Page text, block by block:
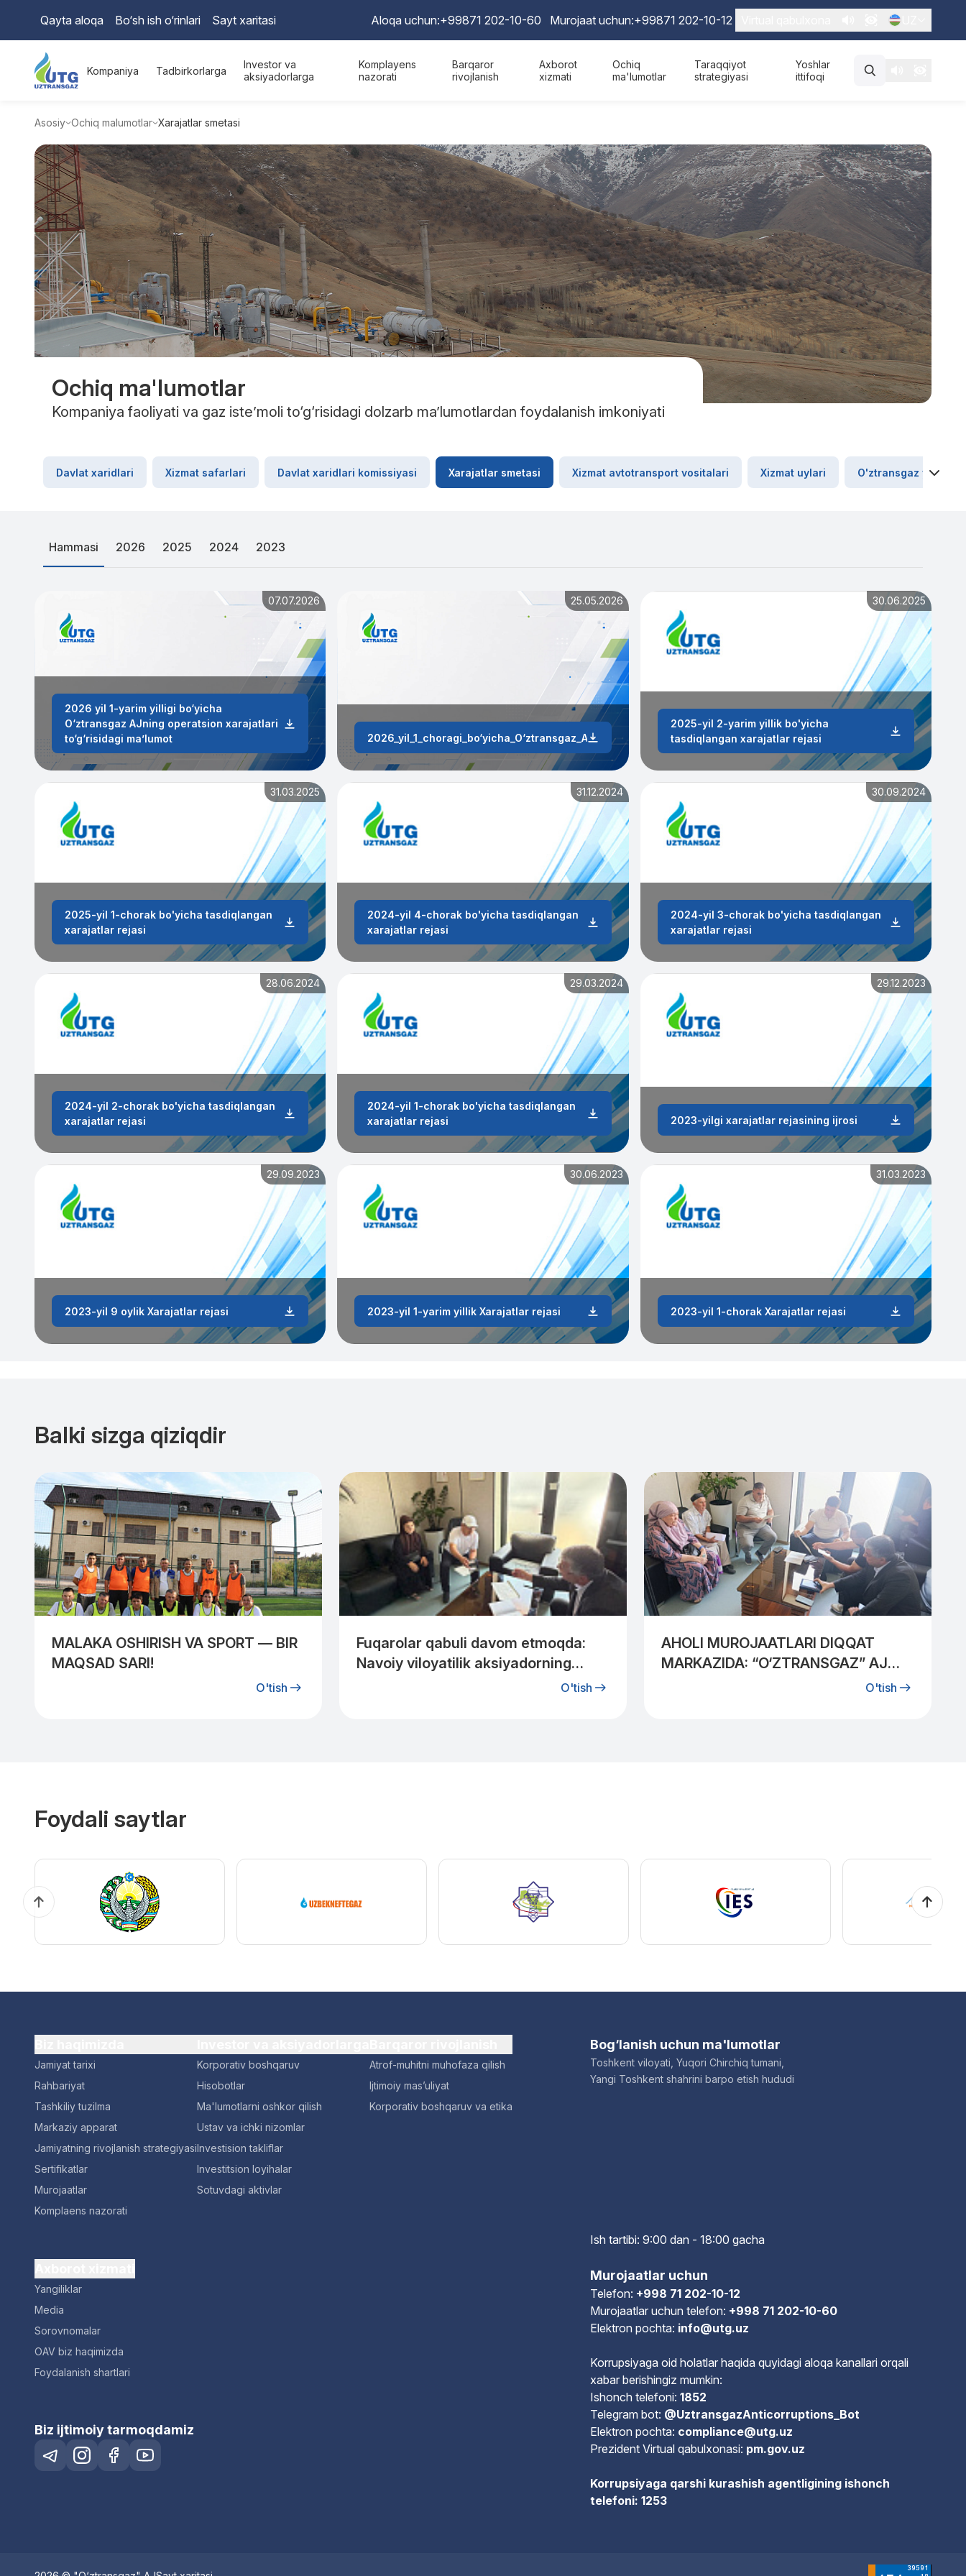
Qayta aloqa Bo‘sh ish o‘rinlari Sayt xaritasi Aloqa uchun:+99871 202-10-60 Murojaat uchun:+99871 202-10-12
Kompaniya Tadbirkorlarga
Investor va
aksiyadorlarga
Komplayens
nazorati
Barqaror
rivojlanish
Axborot
xizmati
Ochiq
ma'lumotlar
Taraqqiyot
strategiyasi
Yoshlar
ittifoqi
Asosiy Ochiq malumotlar Xarajatlar smetasi
Ochiq ma'lumotlar
Kompaniya faoliyati va gaz iste’moli to‘g‘risidagi dolzarb ma’lumotlardan foydalanish imkoniyati
Davlat xaridlari Xizmat safarlari Davlat xaridlari komissiyasi Xarajatlar smetasi Xizmat avtotransport vositalari Xizmat uylari O'ztransgaz yillik
Hammasi 2026 2025 2024 2023
07.07.2026
2026 yil 1-yarim yilligi bo‘yicha
O‘ztransgaz AJning operatsion xarajatlari
to‘g‘risidagi ma’lumot
25.05.2026
2026_yil_1_choragi_bo‘yicha_O‘ztransgaz_AJning_operatsion_xarajatlari
30.06.2025
2025-yil 2-yarim yillik bo'yicha
tasdiqlangan xarajatlar rejasi
31.03.2025
2025-yil 1-chorak bo'yicha tasdiqlangan
xarajatlar rejasi
31.12.2024
2024-yil 4-chorak bo'yicha tasdiqlangan
xarajatlar rejasi
30.09.2024
2024-yil 3-chorak bo'yicha tasdiqlangan
xarajatlar rejasi
28.06.2024
2024-yil 2-chorak bo'yicha tasdiqlangan
xarajatlar rejasi
29.03.2024
2024-yil 1-chorak bo'yicha tasdiqlangan
xarajatlar rejasi
29.12.2023
2023-yilgi xarajatlar rejasining ijrosi
29.09.2023
2023-yil 9 oylik Xarajatlar rejasi
30.06.2023
2023-yil 1-yarim yillik Xarajatlar rejasi
31.03.2023
2023-yil 1-chorak Xarajatlar rejasi
Balki sizga qiziqdir
MALAKA OSHIRISH VA SPORT — BIR
MAQSAD SARI!
O'tish
Fuqarolar qabuli davom etmoqda:
Navoiy viloyatilik aksiyadorning
O'tish
AHOLI MUROJAATLARI DIQQAT
MARKAZIDA: “O‘ZTRANSGAZ” AJ
MUTAXASSISLARI QIBRAYLIKLAR
O'tish
Foydali saytlar
Jamiyat tarixi
Rahbariyat
Tashkiliy tuzilma
Markaziy apparat
Jamiyatning rivojlanish strategiyasi
Sertifikatlar
Murojaatlar
Komplaens nazorati
Korporativ boshqaruv
Hisobotlar
Ma'lumotlarni oshkor qilish
Ustav va ichki nizomlar
Investision takliflar
Investitsion loyihalar
Sotuvdagi aktivlar
Atrof-muhitni muhofaza qilish
Ijtimoiy mas’uliyat
Korporativ boshqaruv va etika
Yangiliklar
Media
Sorovnomalar
OAV biz haqimizda
Foydalanish shartlari
Biz ijtimoiy tarmoqdamiz
Bog‘lanish uchun ma'lumotlar
Toshkent viloyati, Yuqori Chirchiq tumani,
Yangi Toshkent shahrini barpo etish hududi
Ish tartibi: 9:00 dan - 18:00 gacha
Murojaatlar uchun
Telefon: +998 71 202-10-12
Murojaatlar uchun telefon: +998 71 202-10-60
Elektron pochta: info@utg.uz
Korrupsiyaga oid holatlar haqida quyidagi aloqa kanallari orqali
xabar berishingiz mumkin:
Ishonch telefoni:1852
Telegram bot: @UztransgazAnticorruptions_Bot
Elektron pochta: compliance@utg.uz
Prezident Virtual qabulxonasi: pm.gov.uz
Korrupsiyaga qarshi kurashish agentligining ishonch
telefoni: 1253